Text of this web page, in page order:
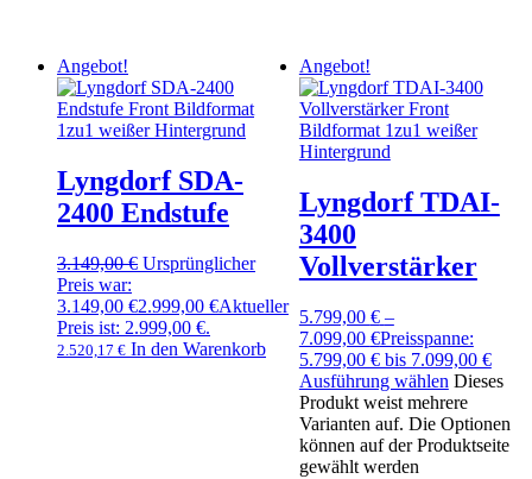
Angebot!
Lyngdorf SDA-
2400 Endstufe
3.149,00€ Ursprünglicher
Preis war:
3.149,00 €2.999,00 €Aktueller
Preis ist: 2.999,00 €.
2.520,17 € In den Warenkorb
Angebot!
Lyngdorf TDAI-
3400
Vollverstärker
5.799,00 € –
7.099,00 €Preisspanne:
5.799,00 € bis 7.099,00 €
Ausführung wählen Dieses
Produkt weist mehrere
Varianten auf. Die Optionen
können auf der Produktseite
gewählt werden